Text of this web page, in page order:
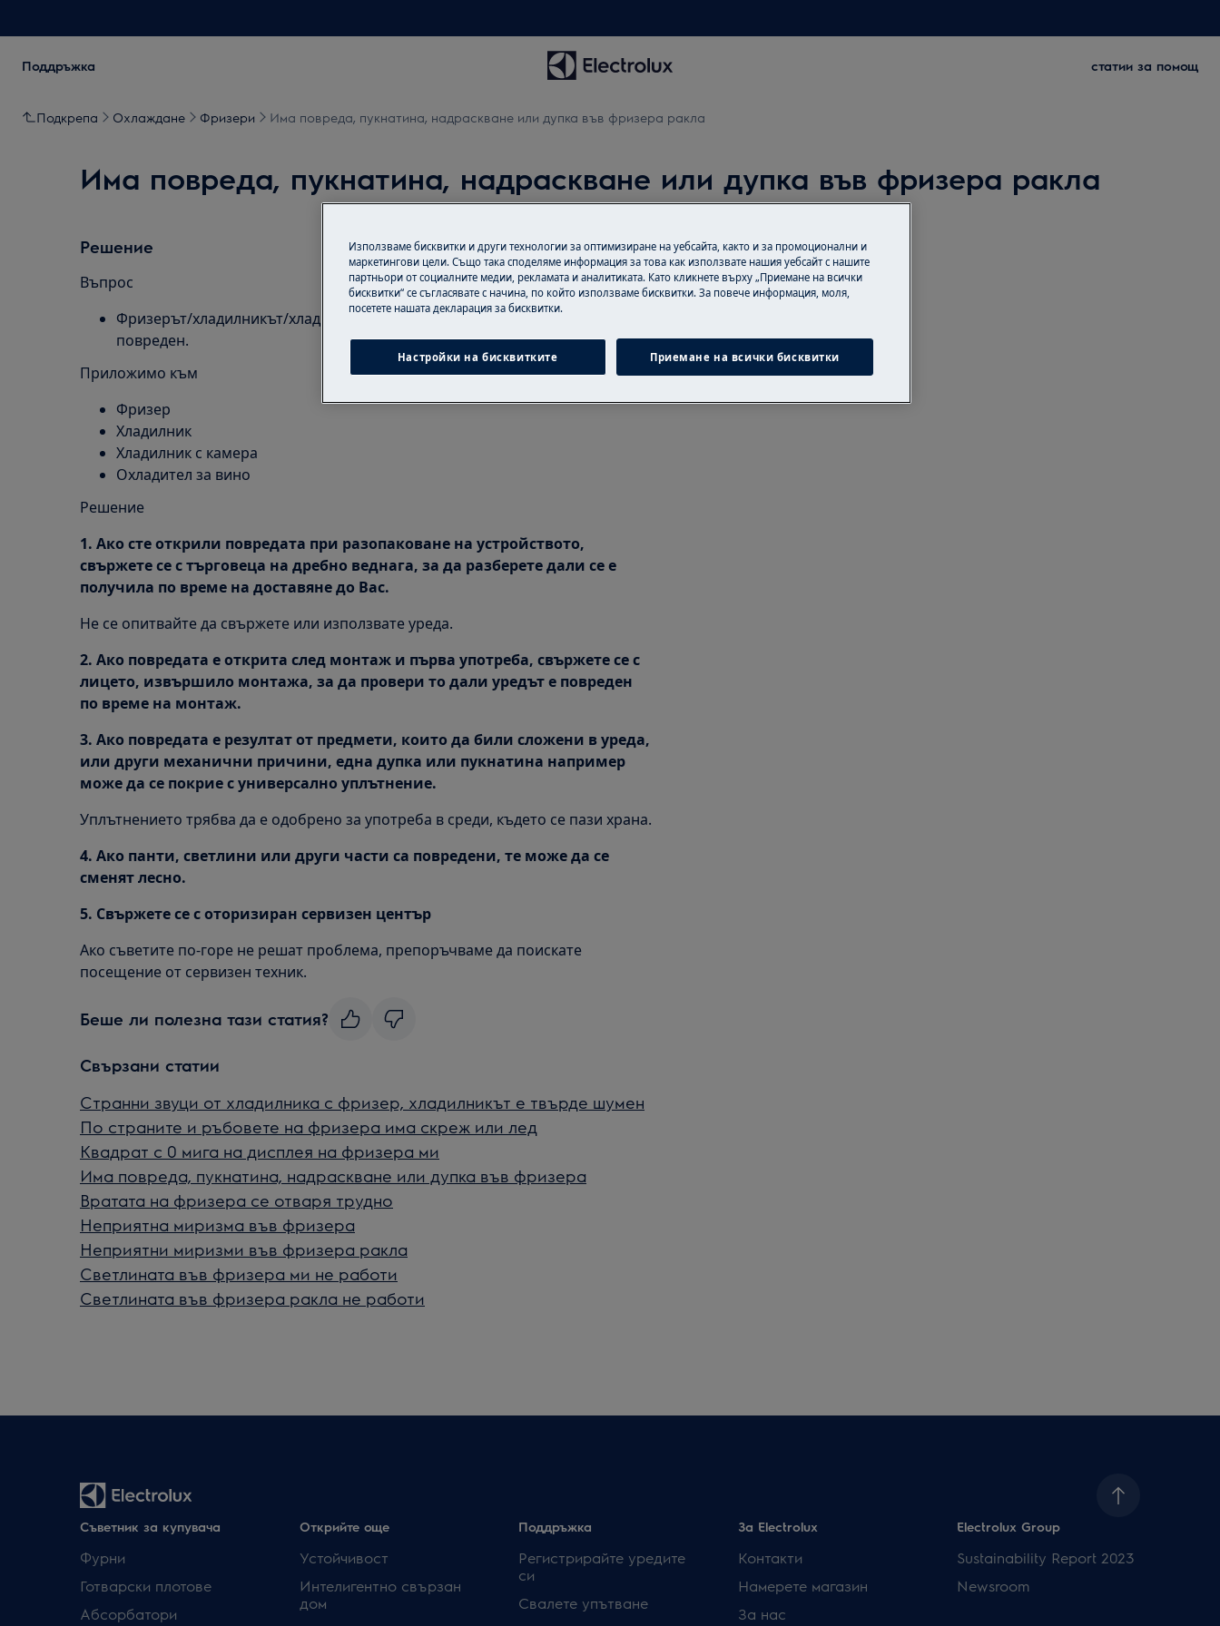
Поддръжка статии за помощ
Подкрепа Охлаждане Фризери Има повреда, пукнатина, надраскване или дупка във фризера ракла
Има повреда, пукнатина, надраскване или дупка във фризера ракла
Решение
Въпрос
Фризерът/хладилникът/хладилникът с камера/охладителят за вино е
повреден.
Приложимо към
Фризер
Хладилник
Хладилник с камера
Охладител за вино
Решение
1. Ако сте открили повредата при разопаковане на устройството,
свържете се с търговеца на дребно веднага, за да разберете дали се е
получила по време на доставяне до Вас.
Не се опитвайте да свържете или използвате уреда.
2. Ако повредата е открита след монтаж и първа употреба, свържете се с
лицето, извършило монтажа, за да провери то дали уредът е повреден
по време на монтаж.
3. Ако повредата е резултат от предмети, които да били сложени в уреда,
или други механични причини, една дупка или пукнатина например
може да се покрие с универсално уплътнение.
Уплътнението трябва да е одобрено за употреба в среди, където се пази храна.
4. Ако панти, светлини или други части са повредени, те може да се
сменят лесно.
5. Свържете се с оторизиран сервизен център
Ако съветите по-горе не решат проблема, препоръчваме да поискате
посещение от сервизен техник.
Беше ли полезна тази статия?
Свързани статии
Странни звуци от хладилника с фризер, хладилникът е твърде шумен
По страните и ръбовете на фризера има скреж или лед
Квадрат с 0 мига на дисплея на фризера ми
Има повреда, пукнатина, надраскване или дупка във фризера
Вратата на фризера се отваря трудно
Неприятна миризма във фризера
Неприятни миризми във фризера ракла
Светлината във фризера ми не работи
Светлината във фризера ракла не работи
Съветник за купувача
Фурни
Готварски плотове
Абсорбатори
Открийте още
Устойчивост
Интелигентно свързан
дом
Поддръжка
Регистрирайте уредите
си
Свалете упътване
За Electrolux
Контакти
Намерете магазин
За нас
Electrolux Group
Sustainability Report 2023
Newsroom
Използваме бисквитки и други технологии за оптимизиране на уебсайта, както и за промоционални и
маркетингови цели. Също така споделяме информация за това как използвате нашия уебсайт с нашите
партньори от социалните медии, рекламата и аналитиката. Като кликнете върху „Приемане на всички
бисквитки“ се съгласявате с начина, по който използваме бисквитки. За повече информация, моля,
посетете нашата декларация за бисквитки.
Настройки на бисквитките Приемане на всички бисквитки